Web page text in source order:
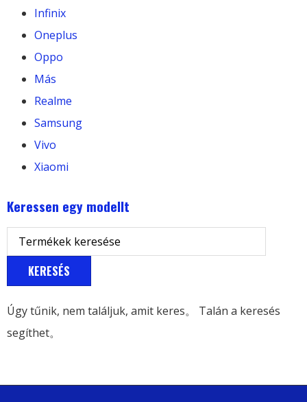
Infinix
Oneplus
Oppo
Más
Realme
Samsung
Vivo
Xiaomi
Keressen egy modellt
KERESÉS
Úgy tűnik, nem találjuk, amit keres。 Talán a keresés
segíthet。